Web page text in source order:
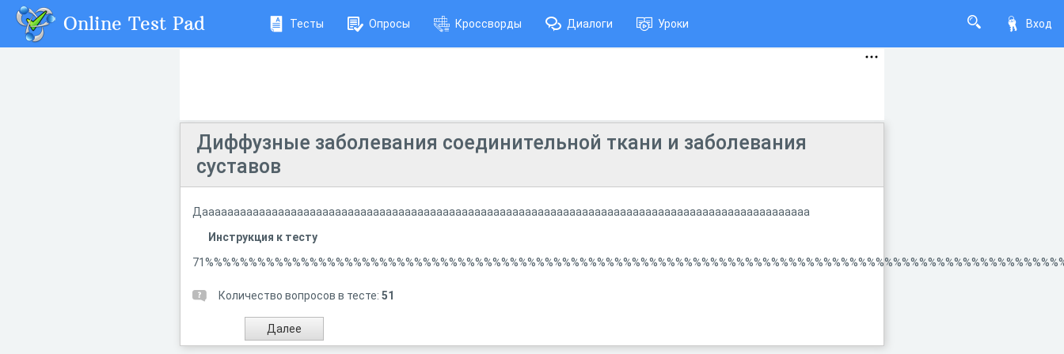
Вход
Online Test Pad Тесты Опросы Кроссворды Диалоги Уроки
Диффузные заболевания соединительной ткани и заболевания
суставов
Даааааааааааааааааааааааааааааааааааааааааааааааааааааааааааааааааааааааааааааааааааааааааааааааа
Инструкция к тесту
Количество вопросов в тесте: 51